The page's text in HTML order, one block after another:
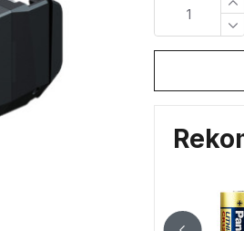
Litiumbatteri